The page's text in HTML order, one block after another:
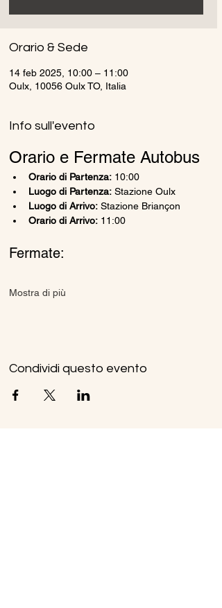
Orario & Sede
14 feb 2025, 10:00 – 11:00
Oulx, 10056 Oulx TO, Italia
Info sull'evento
Orario e Fermate Autobus
Orario di Partenza: 10:00
Luogo di Partenza: Stazione Oulx
Luogo di Arrivo: Stazione Briançon
Orario di Arrivo: 11:00
Fermate:
Mostra di più
Condividi questo evento